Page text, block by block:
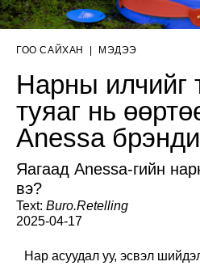
ГОО САЙХАН МЭДЭЭ
Нарны илчийг
туяаг нь
Anessa
Яагаад Anessa-гийн
вэ?
Text: Buro.Retelling
2025-04-17
Нар асуудал уу, эсвэл